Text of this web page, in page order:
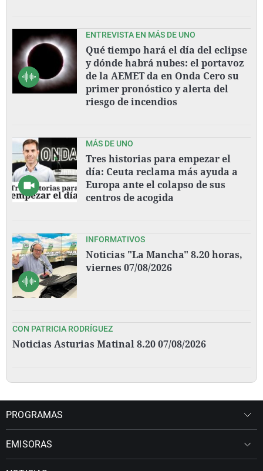
ENTREVISTA EN MÁS DE UNO
Qué tiempo hará el día del eclipse
y dónde habrá nubes: el portavoz
de la AEMET da en Onda Cero su
primer pronóstico y alerta del
riesgo de incendios
MÁS DE UNO
Tres historias para empezar el
día: Ceuta reclama más ayuda a
Europa ante el colapso de sus
centros de acogida
INFORMATIVOS
Noticias "La Mancha" 8.20 horas,
viernes 07/08/2026
CON PATRICIA RODRÍGUEZ
Noticias Asturias Matinal 8.20 07/08/2026
PROGRAMAS
EMISORAS